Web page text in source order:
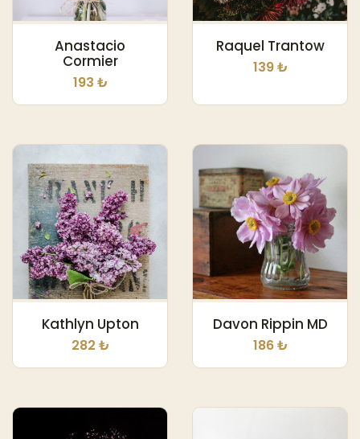
Anastacio
Cormier
193 ₺
Raquel Trantow
139 ₺
Kathlyn Upton
282 ₺
Davon Rippin MD
186 ₺